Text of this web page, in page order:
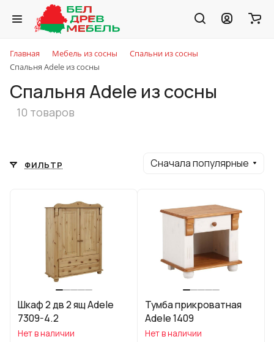
Главная Мебель из сосны
Спальни из сосны
Спальня Adele из сосны
Спальня Adele из сосны
10 товаров
ФИЛЬТР Сначала популярные
Шкаф 2 дв 2 ящ Adele
7309-4.2
Нет в наличии
Тумба прикроватная
Adele 1409
Нет в наличии